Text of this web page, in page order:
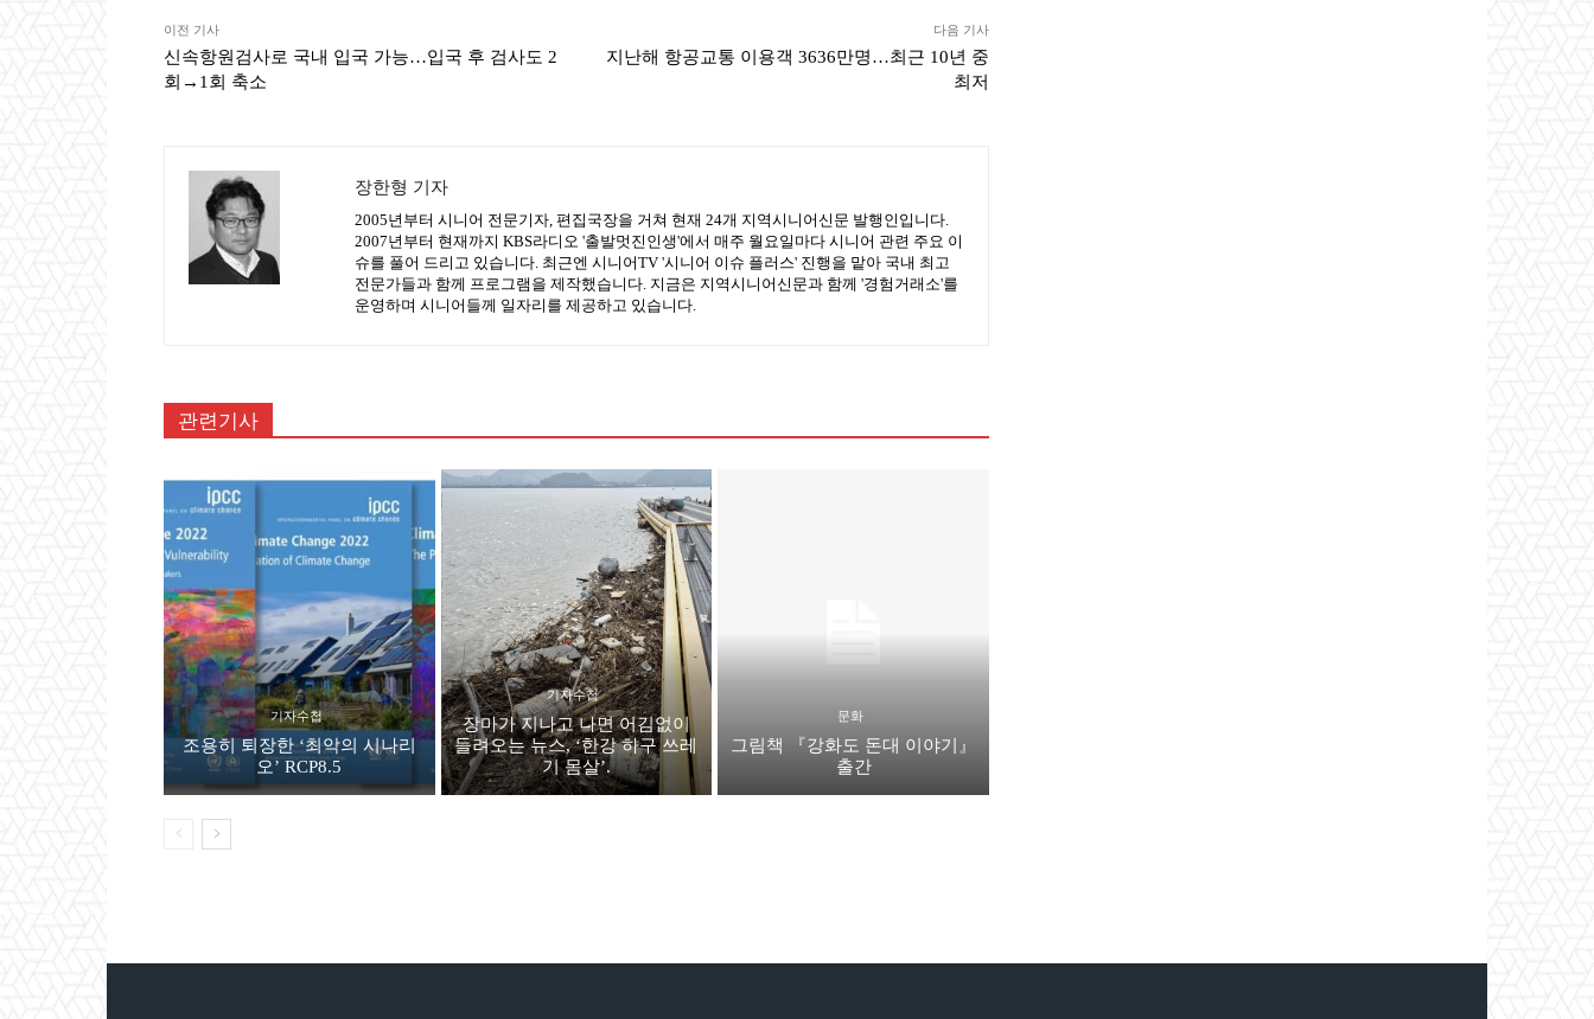
이전 기사
신속항원검사로 국내 입국 가능…입국 후 검사도 2
회→1회 축소
다음 기사
지난해 항공교통 이용객 3636만명…최근 10년 중
최저
장한형 기자
2005년부터 시니어 전문기자, 편집국장을 거쳐 현재 24개 지역시니어신문 발행인입니다.
2007년부터 현재까지 KBS라디오 '출발멋진인생'에서 매주 월요일마다 시니어 관련 주요 이
슈를 풀어 드리고 있습니다. 최근엔 시니어TV '시니어 이슈 플러스' 진행을 맡아 국내 최고
전문가들과 함께 프로그램을 제작했습니다. 지금은 지역시니어신문과 함께 '경험거래소'를
운영하며 시니어들께 일자리를 제공하고 있습니다.
관련기사
기자수첩
조용히 퇴장한 ‘최악의 시나리
오’ RCP8.5
기자수첩
장마가 지나고 나면 어김없이
들려오는 뉴스, ‘한강 하구 쓰레
기 몸살’.
문화
그림책 『강화도 돈대 이야기』
출간